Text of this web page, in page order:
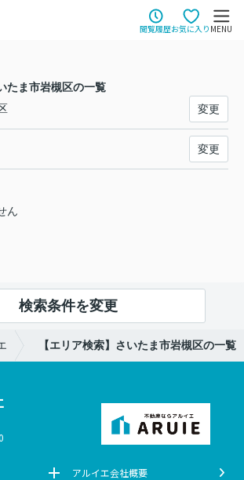
閲覧履歴お気に入り MENU
たま市岩槻区の一覧
変更
変更
ん
検索条件を変更
【エリア検索】さいたま市岩槻区の一覧
アルイエ会社概要